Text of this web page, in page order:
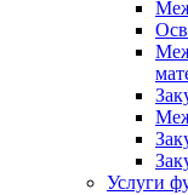
Услуги